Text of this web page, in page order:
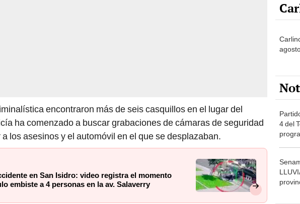
encontraron más de seis casquillos en el lugar del
ha comenzado a buscar grabaciones de cámaras de seguridad
los asesinos y el automóvil en el que se desplazaban.
en San Isidro: video registra el momento
embiste a 4 personas en la av. Salaverry
4 del